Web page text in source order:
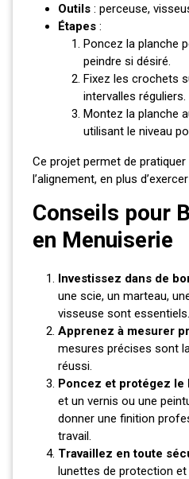
Outils : perceuse,
Étapes :
Poncez la planche
peindre si désiré.
Fixez les crochets
intervalles réguliers.
Montez la planche
utilisant le niveau
Ce projet permet de
l’alignement, en plus
Conseils pour
en Menuiserie
Investissez dans de
une scie, un marteau,
visseuse sont essentiels.
Apprenez à mesurer
mesures précises sont
réussi.
Poncez et protégez le
et un vernis ou une
donner une finition
travail.
Travaillez en toute
lunettes de protection